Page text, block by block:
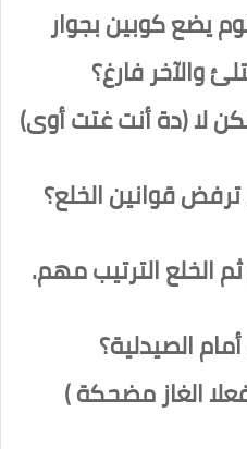
يضع كوبين بجوار
والآخر فارغ؟
لا (دة أنت غتت أوى)
ترفض قوانين الخلع؟
الخلع الترتيب مهم.
الصيدلية؟
الغاز مضحكة )